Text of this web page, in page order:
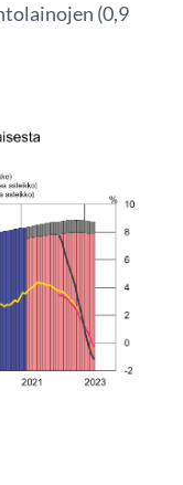
(0,9